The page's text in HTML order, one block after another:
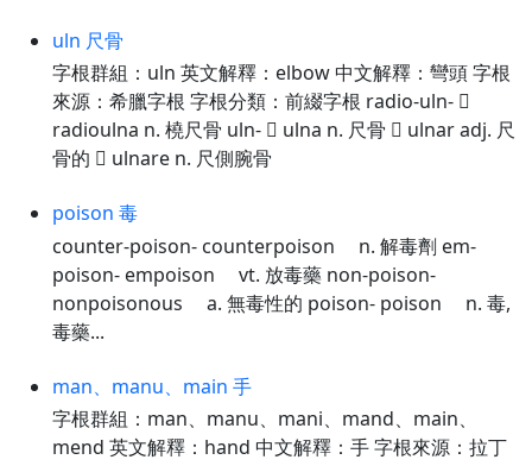
uln 尺骨
字根群組：uln 英文解釋：elbow 中文解釋：彎頭 字根
來源：希臘字根 字根分類：前綴字根 radio-uln- 
radioulna n. 橈尺骨 uln-  ulna n. 尺骨  ulnar adj. 尺
骨的  ulnare n. 尺側腕骨
poison 毒
counter-poison- counterpoison n. 解毒劑 em-
poison- empoison vt. 放毒藥 non-poison-
nonpoisonous a. 無毒性的 poison- poison n. 毒,
毒藥...
man、manu、main 手
字根群組：man、manu、mani、mand、main、
mend 英文解釋：hand 中文解釋：手 字根來源：拉丁